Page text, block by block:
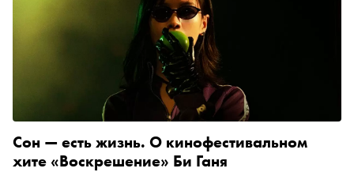
Сон — есть жизнь. О кинофестивальном
хите «Воскрешение» Би Ганя